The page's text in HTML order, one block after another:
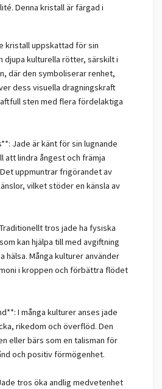
Denna kristall är färgad i
kristall uppskattad för sin
djupa kulturella rötter, särskilt i
där den symboliserar renhet,
dess visuella dragningskraft
sten med flera fördelaktiga
Jade är känt för sin lugnande
att lindra ångest och främja
uppmuntrar frigörandet av
vilket stöder en känsla av
tros jade ha fysiska
kan hjälpa till med avgiftning
hälsa. Många kulturer använder
i kroppen och förbättra flödet
I många kulturer anses jade
rikedom och överflöd. Den
eller bärs som en talisman för
och positiv förmögenhet.
tros öka andlig medvetenhet